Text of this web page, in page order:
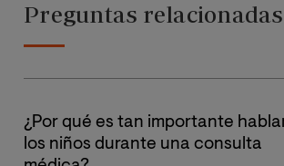
Preguntas
¿Por qué es tan importante
los niños durante una consulta